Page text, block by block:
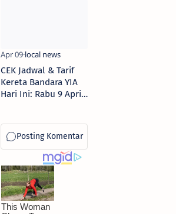
CEK Jadwal & Tarif
Kereta Bandara YIA
Hari Ini: Rabu 9 April